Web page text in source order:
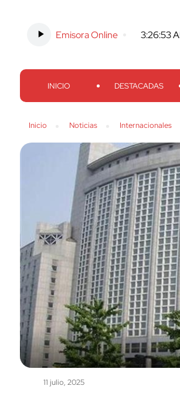
Emisora Online 3:26:54
INICIO DESTACADAS
Inicio Noticias Internacionales
11 julio, 2025